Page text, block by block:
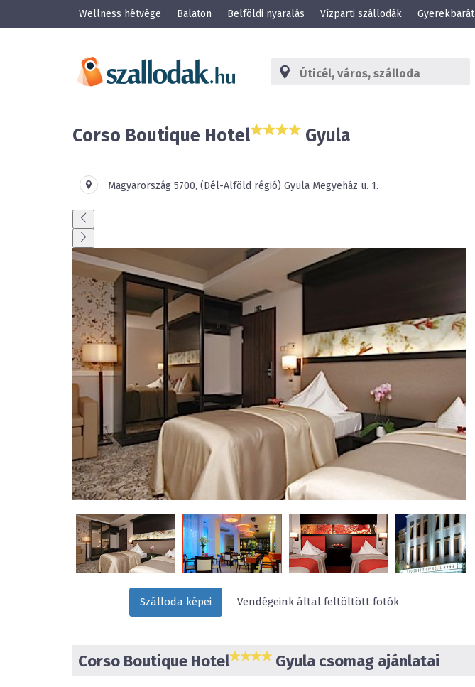
Wellness hétvége Balaton Belföldi nyaralás Vízparti szállodák Gyerekbarát
Corso Boutique Hotel Gyula
Magyarország 5700, (Dél-Alföld régió) Gyula Megyeház u. 1.
Szálloda képei Vendégeink által feltöltött fotók
Corso Boutique Hotel Gyula csomag ajánlatai